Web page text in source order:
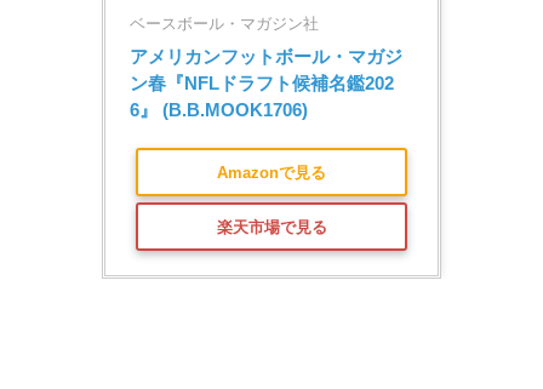
ベースボール・マガジン社
アメリカンフットボール・マガジ
ン春『NFLドラフト候補名鑑202
6』 (B.B.MOOK1706)
Amazonで見る
楽天市場で見る